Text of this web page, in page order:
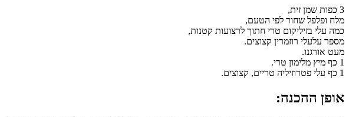
3 כפות שמן זית,
מלח ופלפל שחור לפי הטעם,
כמה עלי בזיליקום טרי חתוך לרצועות קטנות,
מספר עלעלי רוזמרין קצוצים.
מעט אורגנו.
1 כף מיץ מלימון טרי.
1 כף עלי פטרוזיליה טריים, קצוצים.
אופן ההכנה: